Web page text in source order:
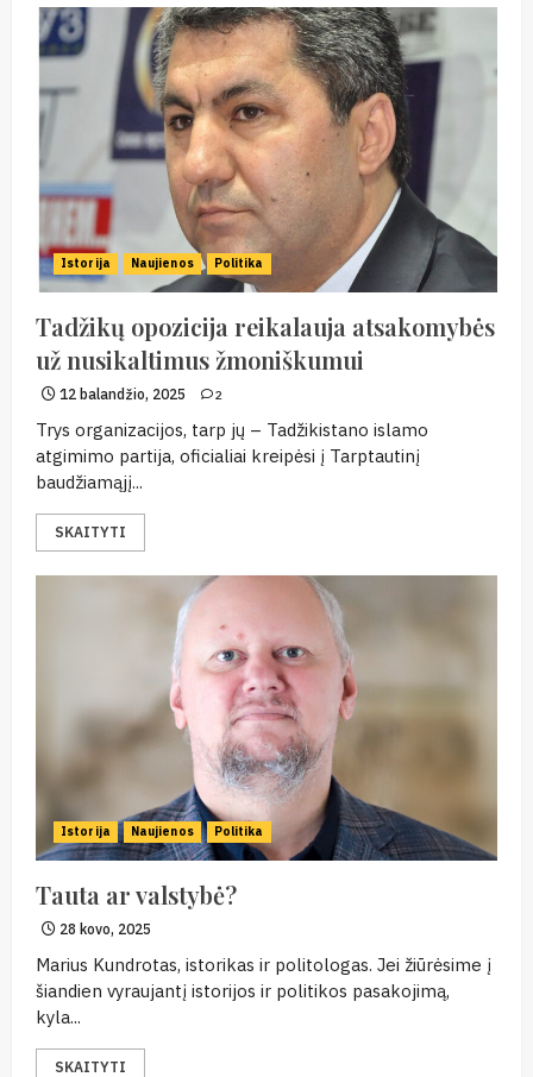
Istorija Naujienos Politika
Tadžikų opozicija reikalauja atsakomybės
už nusikaltimus žmoniškumui
12 balandžio, 2025 2
Trys organizacijos, tarp jų – Tadžikistano islamo
atgimimo partija, oficialiai kreipėsi į Tarptautinį
baudžiamąjį...
SKAITYTI
Istorija Naujienos Politika
Tauta ar valstybė?
28 kovo, 2025
Marius Kundrotas, istorikas ir politologas. Jei žiūrėsime į
šiandien vyraujantį istorijos ir politikos pasakojimą,
kyla...
SKAITYTI